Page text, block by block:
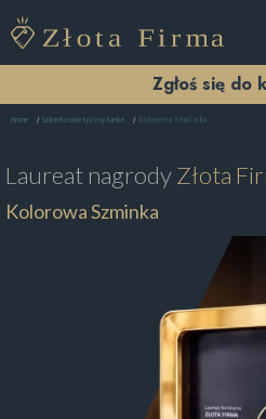
Zgłoś się do
Home Salon Kosmetyczny Kielce Kolorowa Szminka
Laureat nagrodyZłota
Kolorowa Szminka